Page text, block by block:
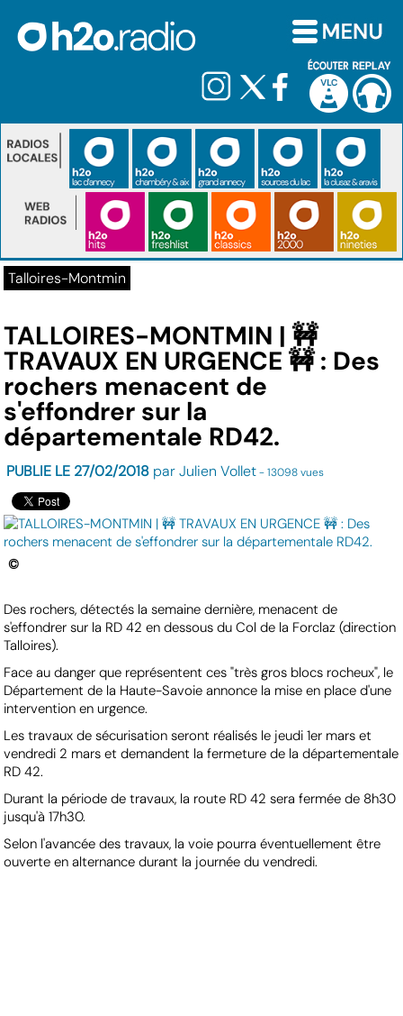
Talloires-Montmin
TALLOIRES-MONTMIN | 🚧
TRAVAUX EN URGENCE 🚧 : Des
rochers menacent de
s'effondrer sur la
départementale RD42.
PUBLIE LE 27/02/2018 par Julien Vollet- 13098 vues
©
Des rochers, détectés la semaine dernière, menacent de
s'effondrer sur la RD 42 en dessous du Col de la Forclaz (direction
Talloires).
Face au danger que représentent ces "très gros blocs rocheux", le
Département de la Haute-Savoie annonce la mise en place d'une
intervention en urgence.
Les travaux de sécurisation seront réalisés le jeudi 1er mars et
vendredi 2 mars et demandent la fermeture de la départementale
RD 42.
Durant la période de travaux, la route RD 42 sera fermée de 8h30
jusqu'à 17h30.
Selon l'avancée des travaux, la voie pourra éventuellement être
ouverte en alternance durant la journée du vendredi.